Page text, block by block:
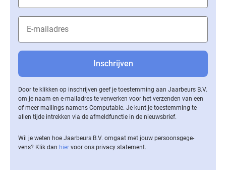
Door te klikken op inschrijven geef je toestemming aan Jaarbeurs B.V.
om je naam en e-mailadres te verwerken voor het verzenden van een
of meer mailings namens Computable. Je kunt je toestemming te
allen tijde intrekken via de af­meld­func­tie in de nieuwsbrief.
Wil je weten hoe Jaarbeurs B.V. omgaat met jouw per­soons­ge­ge­
vens? Klik dan hier voor ons privacy statement.